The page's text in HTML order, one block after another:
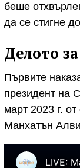
беше
да се стигне
Делото
Първите
президент на
март 2023 г.
Манхатън